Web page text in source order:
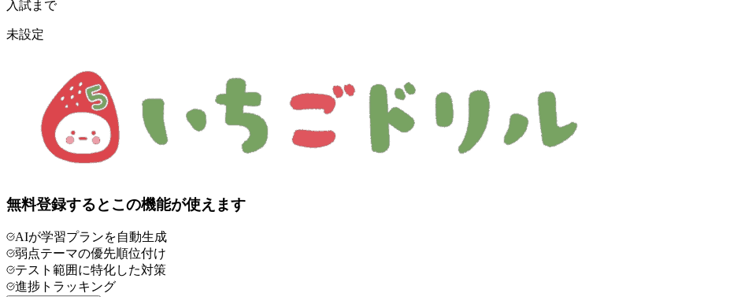
入試まで
未設定
無料登録するとこの機能が使えます
AIが学習プランを自動生成
弱点テーマの優先順位付け
テスト範囲に特化した対策
進捗トラッキング